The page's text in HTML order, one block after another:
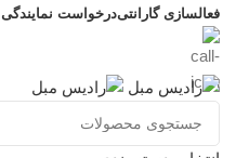
فعالسازی گارانتیدرخواست نمایندگی